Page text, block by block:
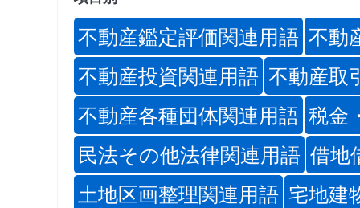
不動産鑑定評価関連用語 不動
不動産投資関連用語 不動産取
不動産各種団体関連用語 税金
民法その他法律関連用語 借地
土地区画整理関連用語 宅地建